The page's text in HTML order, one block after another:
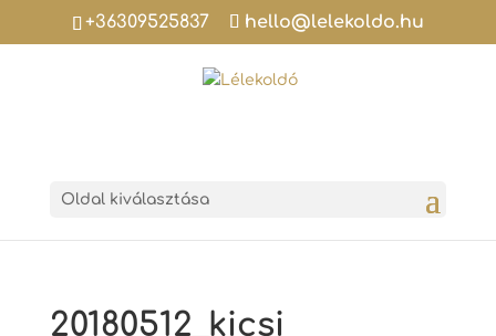
+36309525837 hello@lelekoldo.hu
Oldal kiválasztása
20180512_kicsi